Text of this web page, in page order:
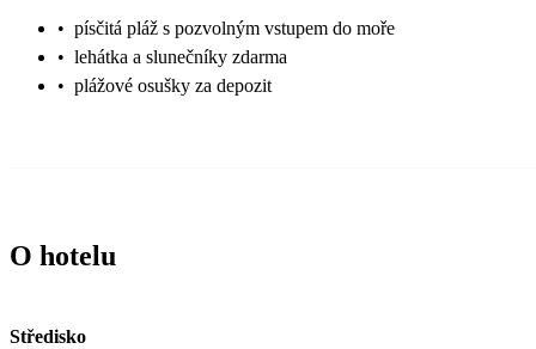
• písčitá pláž s pozvolným vstupem do moře
• lehátka a slunečníky zdarma
• plážové osušky za depozit
O hotelu
Středisko